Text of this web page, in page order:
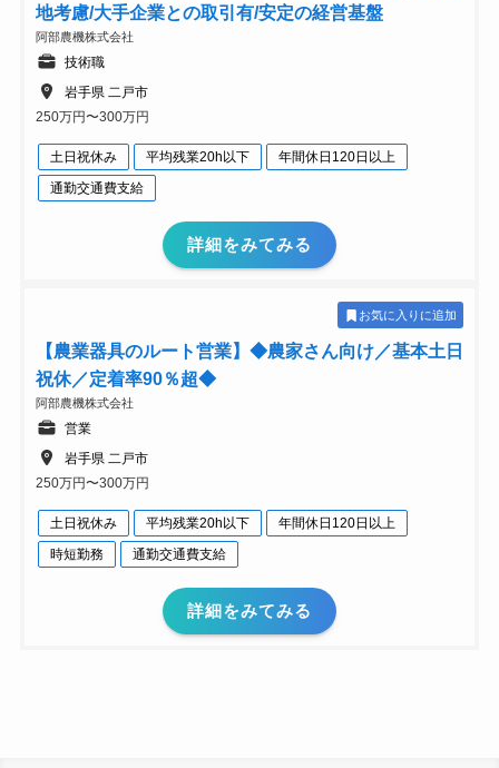
地考慮/大手企業との取引有/安定の経営基盤
阿部農機株式会社
技術職
岩手県 二戸市
250万円〜300万円
土日祝休み 平均残業20h以下
年間休日120日以上
通勤交通費支給
詳細をみてみる
お気に入りに追加
【農業器具のルート営業】◆農家さん向け／基本土日
祝休／定着率90％超◆
阿部農機株式会社
営業
岩手県 二戸市
250万円〜300万円
土日祝休み 平均残業20h以下
年間休日120日以上
時短勤務
通勤交通費支給
詳細をみてみる